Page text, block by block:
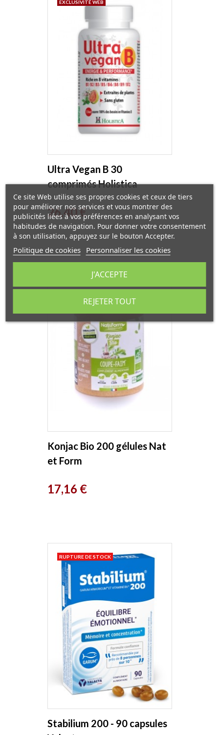
Ultra Vegan B 30
comprimés Holistica
Prix
26,40 €
EXCLUSIVITÉ WEB
Konjac Bio 200 gélules Nat
et Form
Prix
17,16 €
EXCLUSIVITÉ WEB
Stabilium 200 - 90 capsules
RUPTURE DE STOCK
Ce site Web utilise ses propres cookies et ceux de tiers
pour améliorer nos services et vous montrer des
publicités liées à vos préférences en analysant vos
habitudes de navigation. Pour donner votre consentement
à son utilisation, appuyez sur le bouton Accepter.
Politique de cookies Personnaliser les cookies
REJETER TOUT
J'ACCEPTE